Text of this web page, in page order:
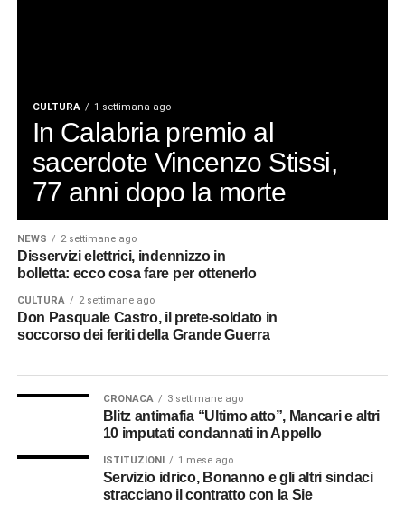
CULTURA 1 settimana ago
In Calabria premio al
sacerdote Vincenzo Stissi,
77 anni dopo la morte
NEWS 2 settimane ago
Disservizi elettrici, indennizzo in
bolletta: ecco cosa fare per ottenerlo
CULTURA 2 settimane ago
Don Pasquale Castro, il prete-soldato in
soccorso dei feriti della Grande Guerra
CRONACA 3 settimane ago
Blitz antimafia “Ultimo atto”, Mancari e altri
10 imputati condannati in Appello
ISTITUZIONI 1 mese ago
Servizio idrico, Bonanno e gli altri sindaci
stracciano il contratto con la Sie